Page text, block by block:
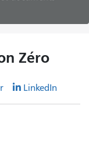
Zéro
LinkedIn